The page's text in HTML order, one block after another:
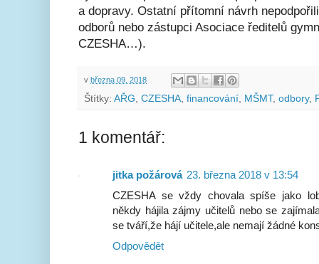
a dopravy. Ostatní přítomní návrh
odborů nebo zástupci Asociace ředitelů
CZESHA…).
v března 09, 2018
Štítky: AŘG, CZESHA, financování, MŠMT, odbory,
1 komentář:
jitka požárová 23. března 2018 v 13:54
CZESHA se vždy chovala spíše jako
někdy hájila zájmy učitelů nebo se
se tváří,že hájí učitele,ale nemají žádné
Odpovědět